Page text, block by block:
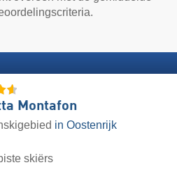
Montafon
in Oostenrijk
skiërs